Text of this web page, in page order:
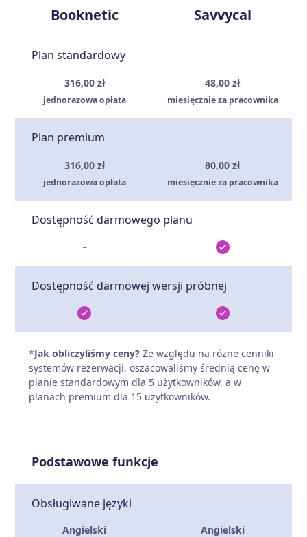
Booknetic Savvycal
Plan standardowy
316,00 zł
jednorazowa opłata
48,00 zł
miesięcznie za pracownika
Plan premium
316,00 zł
jednorazowa opłata
80,00 zł
miesięcznie za pracownika
Dostępność darmowego planu
-
Dostępność darmowej wersji próbnej
*Jak obliczyliśmy ceny? Ze względu na różne cenniki
systemów rezerwacji, oszacowaliśmy średnią cenę w
planie standardowym dla 5 użytkowników, a w
planach premium dla 15 użytkowników.
Podstawowe funkcje
Obsługiwane języki
Angielski Angielski